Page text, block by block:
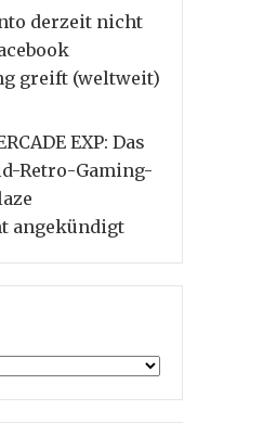
derzeit nicht
greift (weltweit)
EXP: Das
Retro-Gaming-
angekündigt